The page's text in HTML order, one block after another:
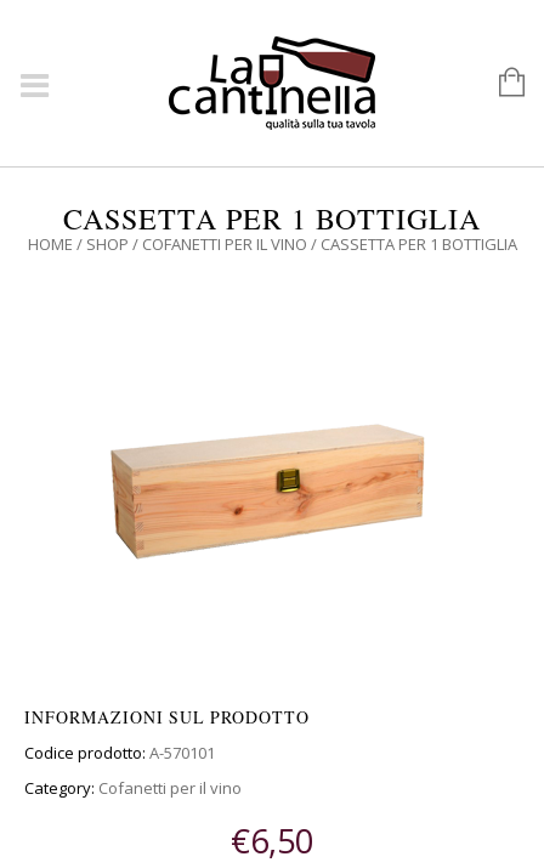
CASSETTA PER 1 BOTTIGLIA
HOME / SHOP / COFANETTI PER IL VINO / CASSETTA PER 1 BOTTIGLIA
INFORMAZIONI SUL PRODOTTO
Codice prodotto: A-570101
Category: Cofanetti per il vino
€6,50